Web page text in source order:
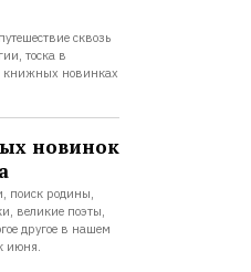
сквозь
тоска в
книжных новинках
новинок
поиск родины,
великие поэты,
другое в нашем
июня.